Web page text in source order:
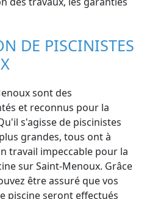
DE PISCINISTES
sont des
et reconnus pour la
s'agisse de piscinistes
grandes, tous ont à
travail impeccable pour la
sur Saint-Menoux. Grâce
être assuré que vos
piscine seront effectués